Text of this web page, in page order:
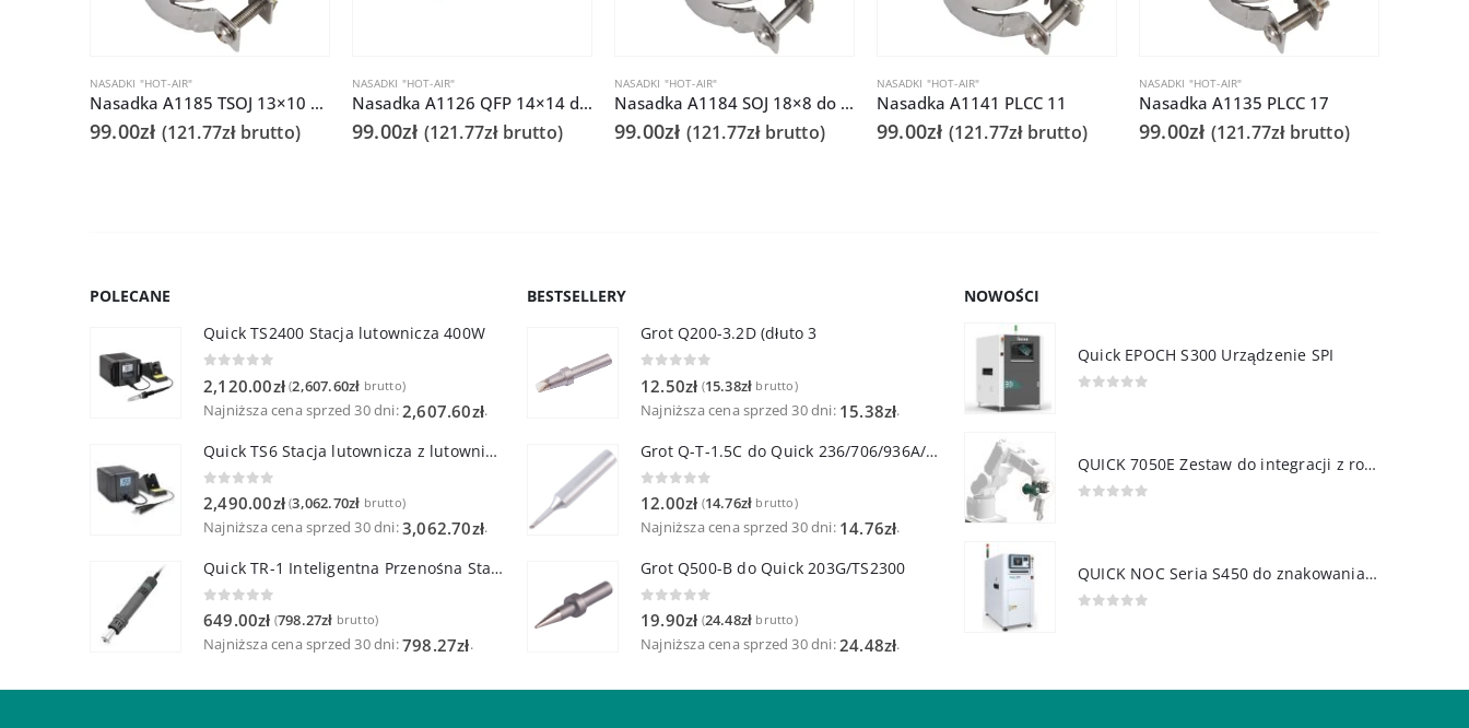
NASADKI "HOT-AIR"
Nasadka A1185 TSOJ 13×10 do Quick 861DS/855PG/706
99.00zł (121.77złbrutto)
NASADKI "HOT-AIR"
Nasadka A1126 QFP 14×14 do Quick 861DS/855PG/706
99.00zł (121.77złbrutto)
NASADKI "HOT-AIR"
Nasadka A1184 SOJ 18×8 do Quick 861DS/855PG/706
99.00zł (121.77złbrutto)
NASADKI "HOT-AIR"
Nasadka A1141 PLCC 11
99.00zł (121.77złbrutto)
NASADKI "HOT-AIR"
Nasadka A1135 PLCC 17
99.00zł (121.77złbrutto)
POLECANE
Quick TS2400 Stacja lutownicza 400W
2,120.00zł (2,607.60zł brutto)
Najniższa cena sprzed 30 dni:2,607.60zł.
Quick TS6 Stacja lutownicza z lutownicą pincetową 60W
2,490.00zł (3,062.70zł brutto)
Najniższa cena sprzed 30 dni:3,062.70zł.
Quick TR-1 Inteligentna Przenośna Stacja Hot-Air
0 out of 5
649.00zł (798.27zł brutto)
Najniższa cena sprzed 30 dni:798.27zł.
BESTSELLERY
Grot Q200-3.2D (dłuto 3
12.50zł (15.38zł brutto)
Najniższa cena sprzed 30 dni: 15.38zł.
Grot Q-T-1.5C do Quick 236/706/936A/3104/3102/TS1100
12.00zł (14.76zł brutto)
Najniższa cena sprzed 30 dni: 14.76zł.
Grot Q500-B do Quick 203G/TS2300
0 out of 5
19.90zł (24.48zł brutto)
Najniższa cena sprzed 30 dni:24.48zł.
NOWOŚCI
Quick EPOCH S300 Urządzenie SPI
QUICK 7050E Zestaw do integracji z robotem
QUICK NOC Seria S450 do znakowania PCB